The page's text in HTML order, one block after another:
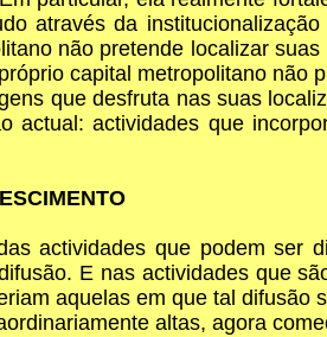
através da
não pretende localizar
capital metropolitano
que desfruta nas suas
actual: actividades que
actividades que podem ser
E nas actividades que
aquelas em que tal
altas, agora